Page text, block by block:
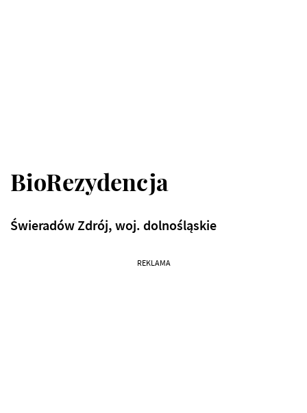
BioRezydencja
Świeradów Zdrój, woj. dolnośląskie
REKLAMA